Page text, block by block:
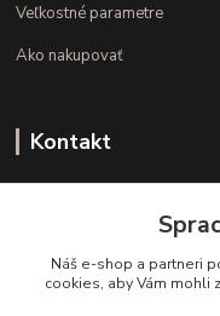
Veľkostné parametre
Ako nakupovať
Kontakt
(Po.-Pi. 10.00 - 15.00)
info@kvalitnaBielizen.sk
Náš e-shop a partneri
cookies, aby Vám mohli